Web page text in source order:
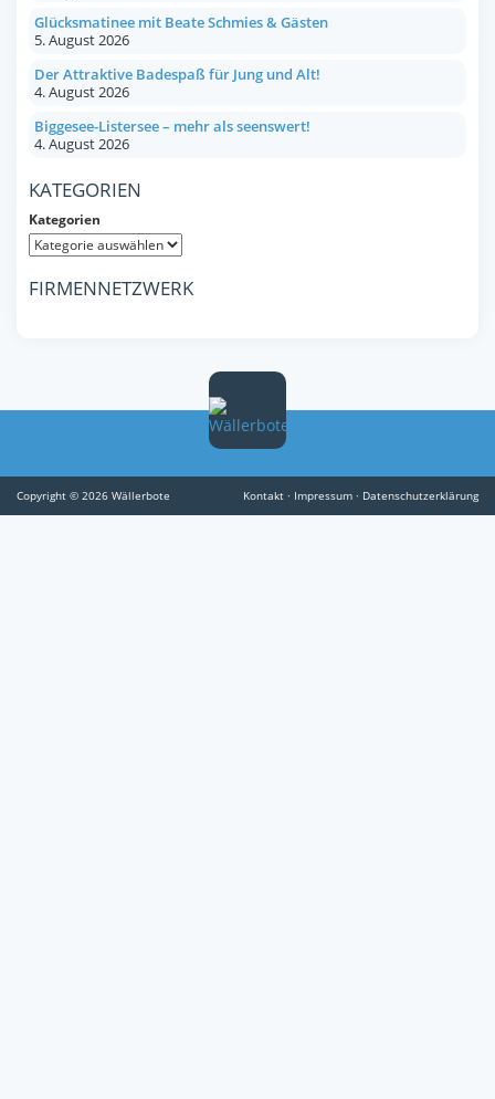
Glücksmatinee mit Beate Schmies & Gästen
5. August 2026
Der Attraktive Badespaß für Jung und Alt!
4. August 2026
Biggesee-Listersee – mehr als seenswert!
4. August 2026
KATEGORIEN
Kategorien
FIRMENNETZWERK
Copyright © 2026 Wällerbote Kontakt · Impressum · Datenschutzerklärung